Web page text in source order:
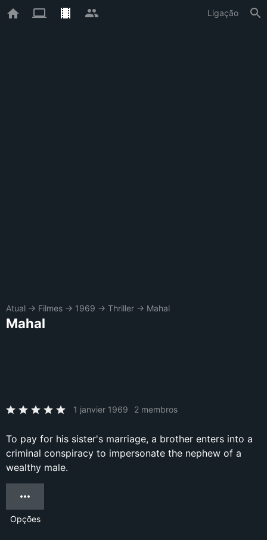
Ligação
Atual → Filmes → 1969 → Thriller → Mahal
Mahal
1 janvier 1969 2 membros
To pay for his sister's marriage, a brother enters into a
criminal conspiracy to impersonate the nephew of a
wealthy male.
Opções